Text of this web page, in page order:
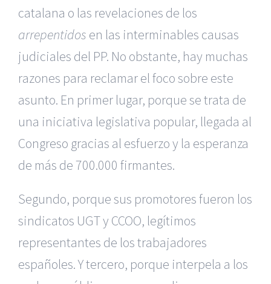
catalana o las revelaciones de los
arrepentidos en las interminables causas
judiciales del PP. No obstante, hay muchas
razones para reclamar el foco sobre este
asunto. En primer lugar, porque se trata de
una iniciativa legislativa popular, llegada al
Congreso gracias al esfuerzo y la esperanza
de más de 700.000 firmantes.
Segundo, porque sus promotores fueron los
sindicatos UGT y CCOO, legítimos
representantes de los trabajadores
españoles. Y tercero, porque interpela a los